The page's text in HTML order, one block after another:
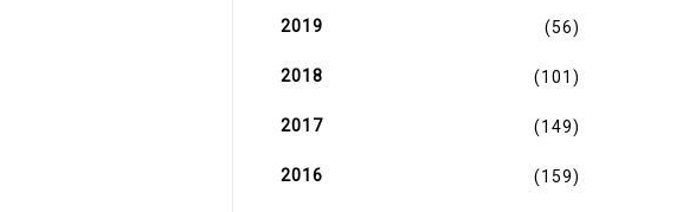
2019 (56)
2018 (101)
2017 (149)
2016 (159)